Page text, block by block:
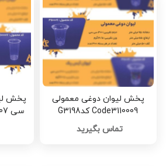
پخش لیوان دوغی معمولی
Code3110009 کدG3198
تماس بگیرید
سی Code3100007 کدG3197